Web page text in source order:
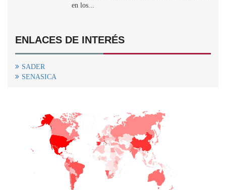
en los...
ENLACES DE INTERÉS
SADER
SENASICA